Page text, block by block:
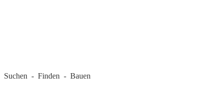
Suchen - Finden - Bauen